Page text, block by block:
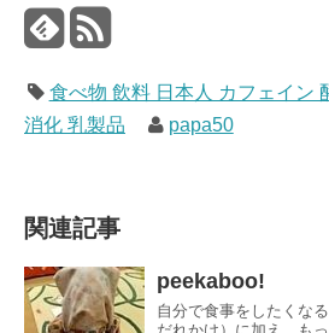
食べ物 飲料 日本人 カフェイン
消化 乳製品
papa50
関連記事
peekaboo!
自分で食事をしたくな